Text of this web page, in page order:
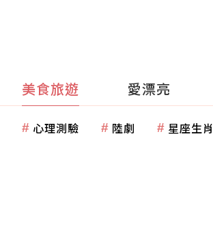
美食旅遊 愛漂亮
心理測驗 陸劇 星座生肖